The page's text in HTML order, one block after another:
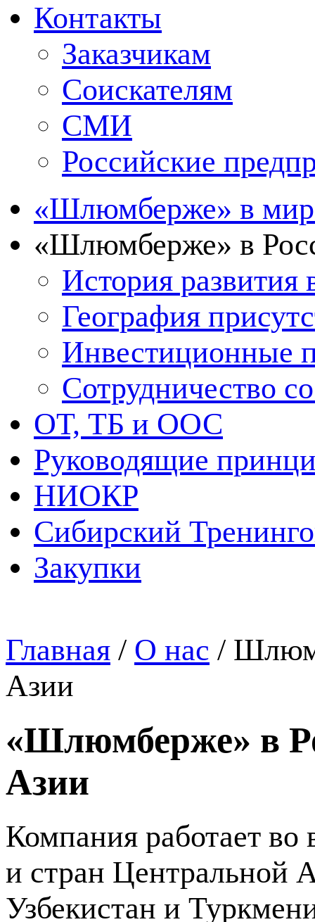
Контакты
Заказчикам
Соискателям
СМИ
Российские
«Шлюмберже» в
«Шлюмберже» в
История развития
География
Инвестиционные
Сотрудничество
ОТ, ТБ и ООС
Руководящие
НИОКР
Сибирский
Закупки
Главная / О нас /
Азии
«Шлюмберже» в
Азии
Компания работает
и стран Центральной
Узбекистан и